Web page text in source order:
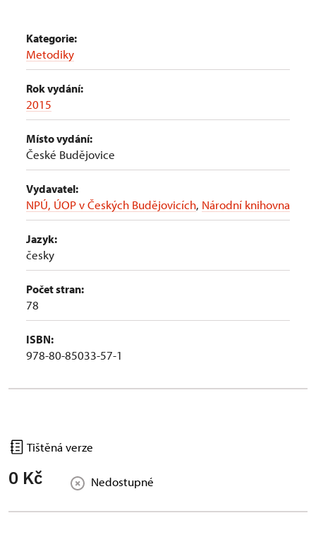
Kategorie:
Metodiky
Rok vydání:
2015
Místo vydání:
České Budějovice
Vydavatel:
NPÚ, ÚOP v Českých Budějovicích, Národní knihovna
Jazyk:
česky
Počet stran:
78
ISBN:
978-80-85033-57-1
Tištěná verze
0 Kč Nedostupné